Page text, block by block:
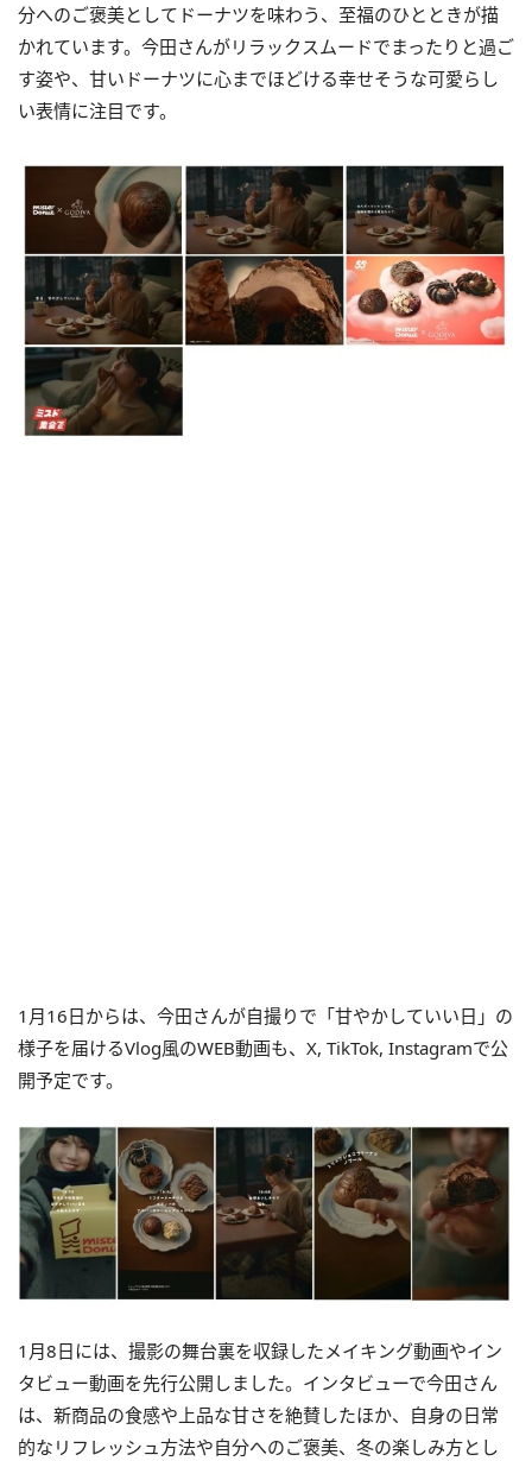
分へのご褒美としてドーナツを味わう、至福のひとときが描
かれています。今田さんがリラックスムードでまったりと過ご
す姿や、甘いドーナツに心までほどける幸せそうな可愛らし
い表情に注目です。
1月16日からは、今田さんが自撮りで「甘やかしていい日」の
様子を届けるVlog風のWEB動画も、X, TikTok, Instagramで公
開予定です。
1月8日には、撮影の舞台裏を収録したメイキング動画やイン
タビュー動画を先行公開しました。インタビューで今田さん
は、新商品の食感や上品な甘さを絶賛したほか、自身の日常
的なリフレッシュ方法や自分へのご褒美、冬の楽しみ方とし